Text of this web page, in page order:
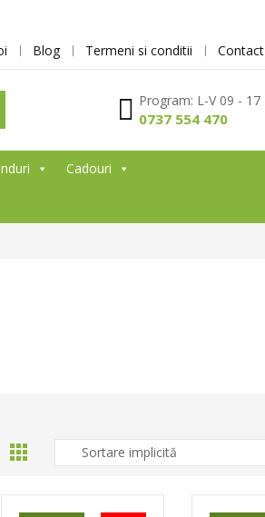
Blog Termeni si conditii Contact
Program: L-V 09 - 17
0737 554 470
Cadouri